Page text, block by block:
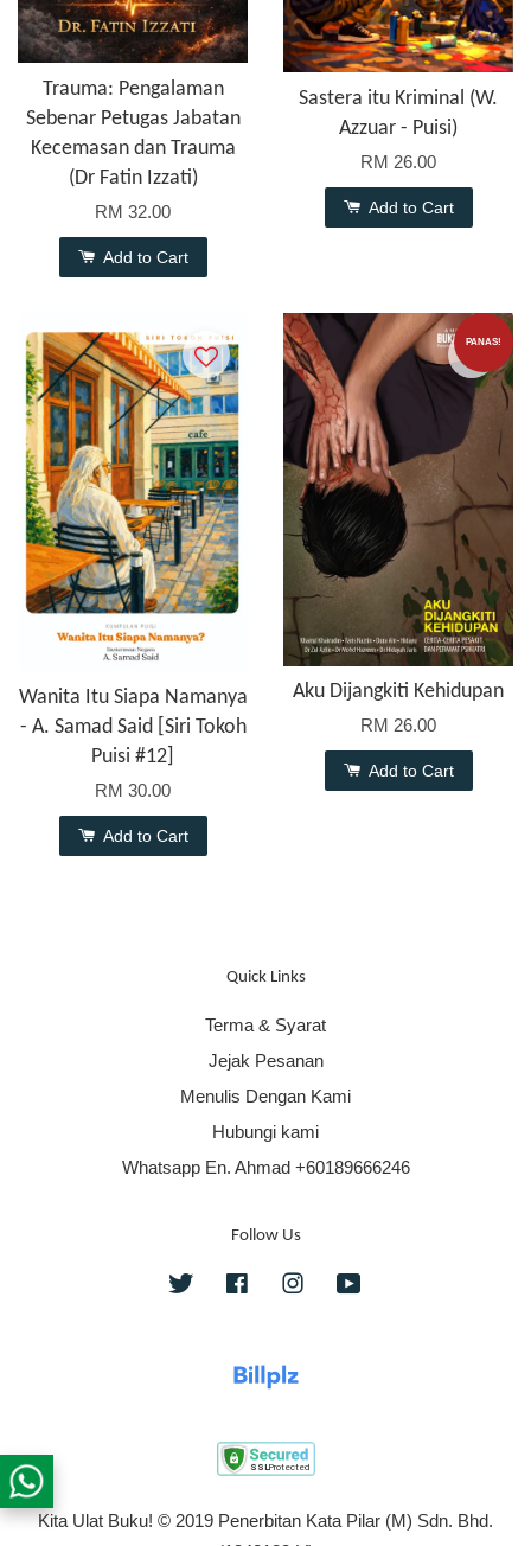
Trauma: Pengalaman
Sebenar Petugas Jabatan
Kecemasan dan Trauma
(Dr Fatin Izzati)
RM 32.00
Add to Cart
Sastera itu Kriminal (W.
Azzuar - Puisi)
RM 26.00
Add to Cart
Wanita Itu Siapa Namanya
- A. Samad Said [Siri Tokoh
Puisi #12]
RM 30.00
Add to Cart
PANAS!
Aku Dijangkiti Kehidupan
RM 26.00
Add to Cart
Quick Links
Terma & Syarat
Jejak Pesanan
Menulis Dengan Kami
Hubungi kami
Whatsapp En. Ahmad +60189666246
Follow Us
Twitter FacebookInstagram
Kita Ulat Buku! © 2019 Penerbitan Kata Pilar (M) Sdn. Bhd.